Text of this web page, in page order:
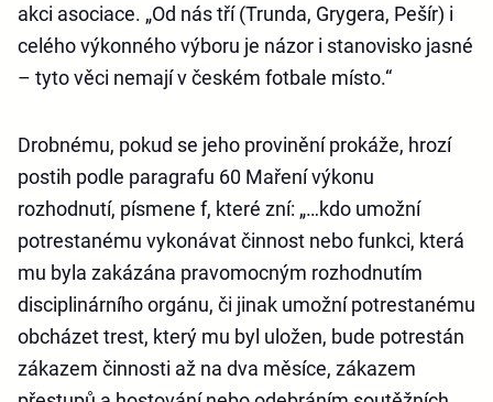
akci asociace. „Od nás tří (Trunda, Grygera, Pešír) i
celého výkonného výboru je názor i stanovisko jasné
– tyto věci nemají v českém fotbale místo.“
Drobnému, pokud se jeho provinění prokáže, hrozí
postih podle paragrafu 60 Maření výkonu
rozhodnutí, písmene f, které zní: „…kdo umožní
potrestanému vykonávat činnost nebo funkci, která
mu byla zakázána pravomocným rozhodnutím
disciplinárního orgánu, či jinak umožní potrestanému
obcházet trest, který mu byl uložen, bude potrestán
zákazem činnosti až na dva měsíce, zákazem